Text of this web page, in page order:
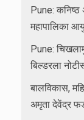
Pune: कनिष्ठ
महापालिका
Pune:
बिल्डरला
बालविकास,
अमृता देवेंद्र